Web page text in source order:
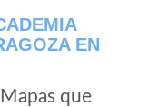
EN
que